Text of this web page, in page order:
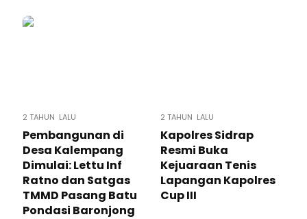
2 TAHUN LALU
Pembangunan di
Desa Kalempang
Dimulai: Lettu Inf
Ratno dan Satgas
TMMD Pasang Batu
Pondasi Baronjong
2 TAHUN LALU
Kapolres Sidrap
Resmi Buka
Kejuaraan Tenis
Lapangan Kapolres
Cup III